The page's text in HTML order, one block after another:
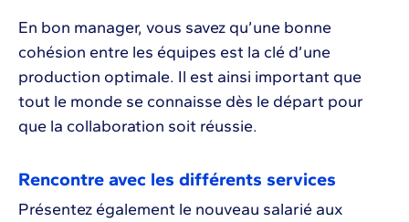
En bon manager, vous savez qu’une bonne
cohésion entre les équipes est la clé d’une
production optimale. Il est ainsi important que
tout le monde se connaisse dès le départ pour
que la collaboration soit réussie.
Rencontre avec les différents services
Présentez également le nouveau salarié aux